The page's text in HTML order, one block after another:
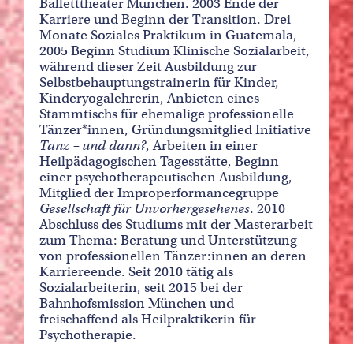
Balletttheater München. 2003 Ende der
Karriere und Beginn der Transition. Drei
Monate Soziales Praktikum in Guatemala,
2005 Beginn Studium Klinische Sozialarbeit,
während dieser Zeit Ausbildung zur
Selbstbehauptungstrainerin für Kinder,
Kinderyogalehrerin, Anbieten eines
Stammtischs für ehemalige professionelle
Tänzer*innen, Gründungsmitglied Initiative
Tanz – und dann?, Arbeiten in einer
Heilpädagogischen Tagesstätte, Beginn
einer psychotherapeutischen Ausbildung,
Mitglied der Improperformancegruppe
Gesellschaft für Unvorhergesehenes. 2010
Abschluss des Studiums mit der Masterarbeit
zum Thema: Beratung und Unterstützung
von professionellen Tänzer:innen an deren
Karriereende. Seit 2010 tätig als
Sozialarbeiterin, seit 2015 bei der
Bahnhofsmission München und
freischaffend als Heilpraktikerin für
Psychotherapie.